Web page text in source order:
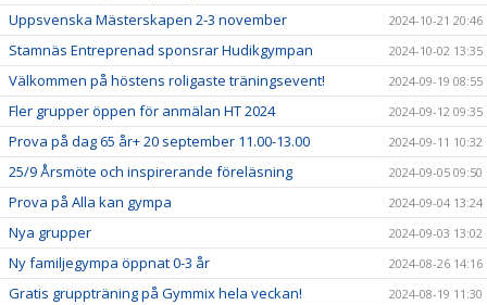
Uppsvenska Mästerskapen 2-3 november 2024-10-21 20:46
Stamnäs Entreprenad sponsrar Hudikgympan 2024-10-02 13:35
Välkommen på höstens roligaste träningsevent! 2024-09-19 08:55
Fler grupper öppen för anmälan HT 2024 2024-09-12 09:35
Prova på dag 65 år+ 20 september 11.00-13.00 2024-09-11 10:32
25/9 Årsmöte och inspirerande föreläsning 2024-09-05 09:50
Prova på Alla kan gympa 2024-09-04 13:24
Nya grupper 2024-09-03 13:02
Ny familjegympa öppnat 0-3 år 2024-08-26 14:16
Gratis gruppträning på Gymmix hela veckan! 2024-08-19 11:30